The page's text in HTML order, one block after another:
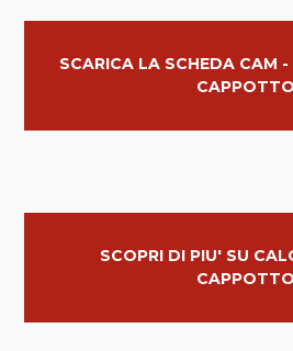
SCARICA LA SCHEDA CAM
CAPPOTTO
SCOPRI DI PIU' SU
CAPPOTTO